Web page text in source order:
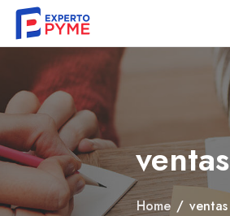
ventas
Home / ventas